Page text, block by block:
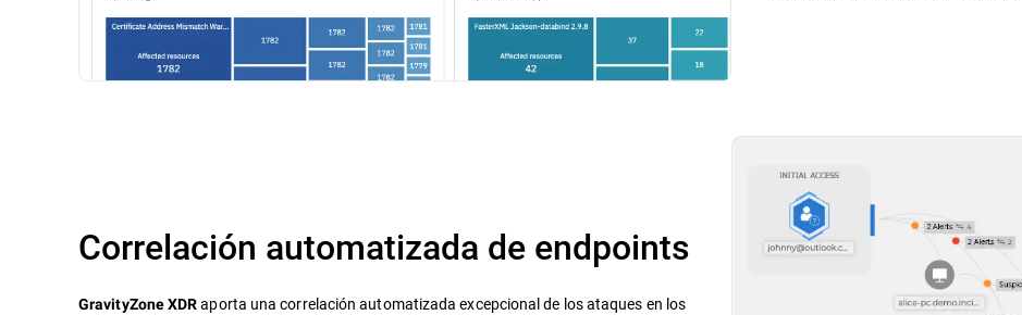
Correlación automatizada de endpoints
GravityZone XDRaporta una correlación automatizada excepcional de los ataques en los